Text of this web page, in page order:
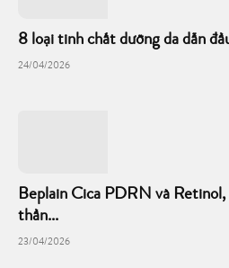
8 loại tinh chất dưỡng da dẫn
24/04/2026
Beplain Cica PDRN và
thần...
23/04/2026